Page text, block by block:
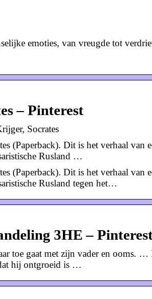
emoties, van vreugde tot
– Pinterest
Socrates
(Paperback). Dit is het verhaal van
Rusland …
(Paperback). Dit is het verhaal van
Rusland tegen het…
3HE –
toe gaat met zijn vader en ooms.
hij ontgroeid is …